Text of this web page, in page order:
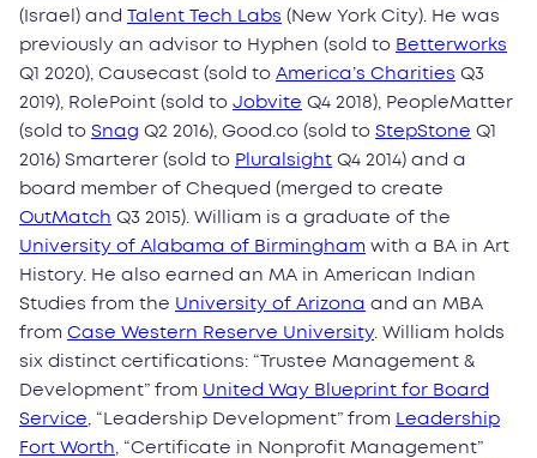
(Israel) and Talent Tech Labs (New York City). He was
previously an advisor to Hyphen (sold to Betterworks
Q1 2020), Causecast (sold to America’s Charities Q3
2019), RolePoint (sold to Jobvite Q4 2018), PeopleMatter
(sold to Snag Q2 2016), Good.co (sold to StepStone Q1
2016) Smarterer (sold to Pluralsight Q4 2014) and a
board member of Chequed (merged to create
OutMatch Q3 2015). William is a graduate of the
University of Alabama of Birmingham with a BA in Art
History. He also earned an MA in American Indian
Studies from the University of Arizona and an MBA
from Case Western Reserve University. William holds
six distinct certifications: “Trustee Management &
Development” from United Way Blueprint for Board
Service , “Leadership Development” from
Leadership
Fort Worth , “Certificate in Nonprofit Management”